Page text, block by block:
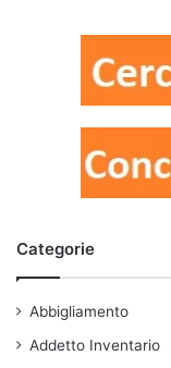
Categorie
Abbigliamento
Addetto Inventario